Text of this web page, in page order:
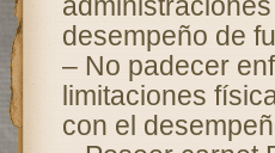
desempeño de
– No padecer
limitaciones
con el